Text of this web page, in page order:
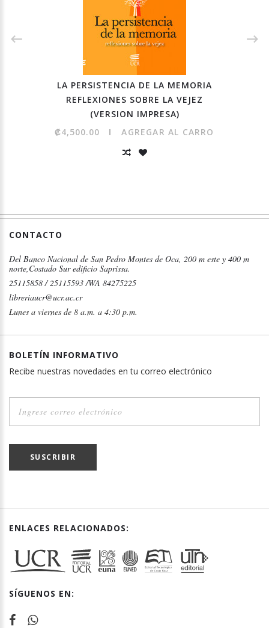
LA PERSISTENCIA DE LA MEMORIA
REFLEXIONES SOBRE LA VEJEZ
(VERSION IMPRESA)
₡4,500.00
AGREGAR AL CARRO
CONTACTO
Del Banco Nacional de San Pedro Montes de Oca, 200 m este y 400 m
norte,Costado Sur edificio Saprissa.
25115858 / 25115593 /WA 84275225
libreriaucr@ucr.ac.cr
Lunes a viernes de 8 a.m. a 4:30 p.m.
BOLETÍN INFORMATIVO
Recibe nuestras novedades en tu correo electrónico
SUSCRIBIR
ENLACES RELACIONADOS:
SÍGUENOS EN: